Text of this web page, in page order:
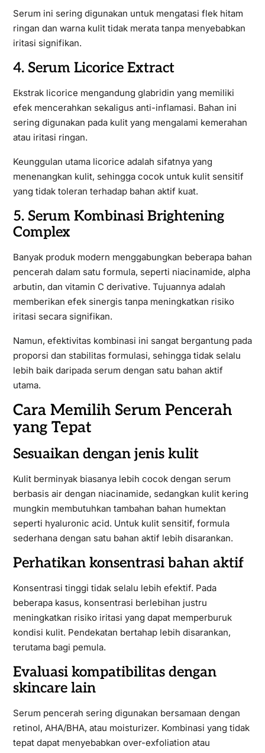
Serum ini sering digunakan untuk mengatasi flek hitam
ringan dan warna kulit tidak merata tanpa menyebabkan
iritasi signifikan.
4. Serum Licorice Extract
Ekstrak licorice mengandung glabridin yang memiliki
efek mencerahkan sekaligus anti-inflamasi. Bahan ini
sering digunakan pada kulit yang mengalami kemerahan
atau iritasi ringan.
Keunggulan utama licorice adalah sifatnya yang
menenangkan kulit, sehingga cocok untuk kulit sensitif
yang tidak toleran terhadap bahan aktif kuat.
5. Serum Kombinasi Brightening
Complex
Banyak produk modern menggabungkan beberapa bahan
pencerah dalam satu formula, seperti niacinamide, alpha
arbutin, dan vitamin C derivative. Tujuannya adalah
memberikan efek sinergis tanpa meningkatkan risiko
iritasi secara signifikan.
Namun, efektivitas kombinasi ini sangat bergantung pada
proporsi dan stabilitas formulasi, sehingga tidak selalu
lebih baik daripada serum dengan satu bahan aktif
utama.
Cara Memilih Serum Pencerah
yang Tepat
Sesuaikan dengan jenis kulit
Kulit berminyak biasanya lebih cocok dengan serum
berbasis air dengan niacinamide, sedangkan kulit kering
mungkin membutuhkan tambahan bahan humektan
seperti hyaluronic acid. Untuk kulit sensitif, formula
sederhana dengan satu bahan aktif lebih disarankan.
Perhatikan konsentrasi bahan aktif
Konsentrasi tinggi tidak selalu lebih efektif. Pada
beberapa kasus, konsentrasi berlebihan justru
meningkatkan risiko iritasi yang dapat memperburuk
kondisi kulit. Pendekatan bertahap lebih disarankan,
terutama bagi pemula.
Evaluasi kompatibilitas dengan
skincare lain
Serum pencerah sering digunakan bersamaan dengan
retinol, AHA/BHA, atau moisturizer. Kombinasi yang tidak
tepat dapat menyebabkan over-exfoliation atau